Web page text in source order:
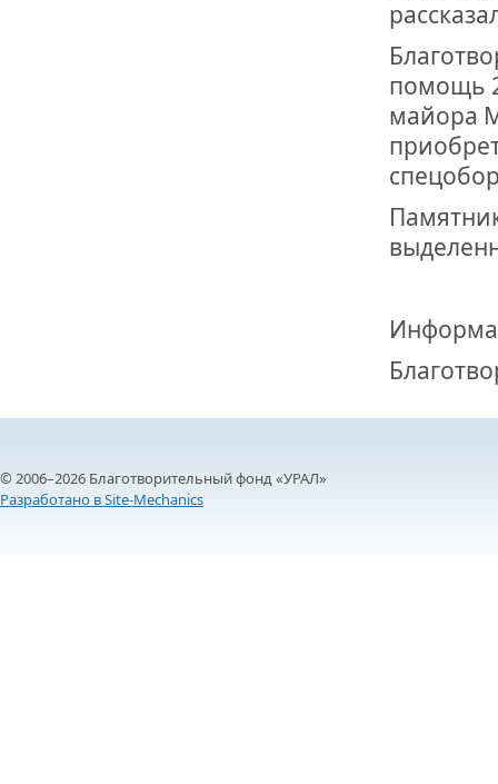
помощь
майора
© 2006–2026 Благотворительный фонд «УРАЛ»
Разработано в Site-Mechanics